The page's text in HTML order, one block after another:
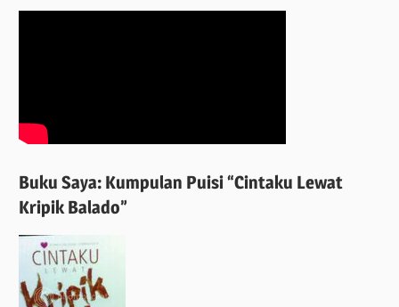
Buku Saya: Kumpulan Puisi “Cintaku Lewat
Kripik Balado”